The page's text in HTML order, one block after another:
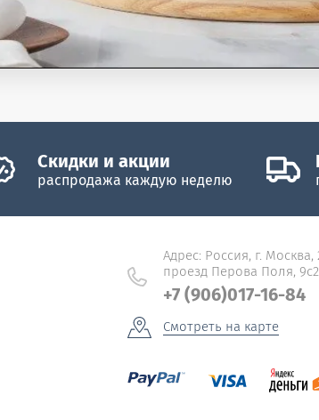
Скидки и акции
распродажа каждую неделю
Адрес: Россия, г. Москва,
проезд Перова Поля, 9с2
+7 (906)017-16-84
Смотреть на карте